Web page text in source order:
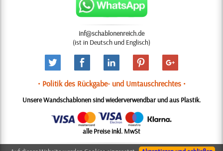
inf@schablonenreich.de
(ist in Deutsch und Englisch)
• Politik des Rückgabe- und Umtauschrechtes •
Unsere Wandschablonen sind wiederverwendbar und aus Plastik.
alle Preise inkl. MwSt